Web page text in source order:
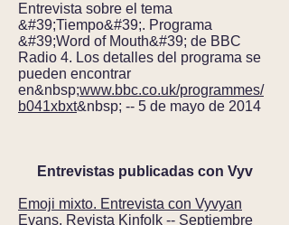
Entrevista sobre el tema
&#39;Tiempo&#39;. Programa
&#39;Word of Mouth&#39; de BBC
Radio 4. Los detalles del programa se
pueden encontrar
en&nbsp;www.bbc.co.uk/programmes/
b041xbxt&nbsp; -- 5 de mayo de 2014
Entrevistas publicadas con Vyv
Emoji mixto. Entrevista con Vyvyan
Evans. Revista Kinfolk -- Septiembre